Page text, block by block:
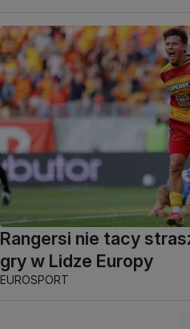
Rangersi nie tacy
gry w Lidze Europy
EUROSPORT